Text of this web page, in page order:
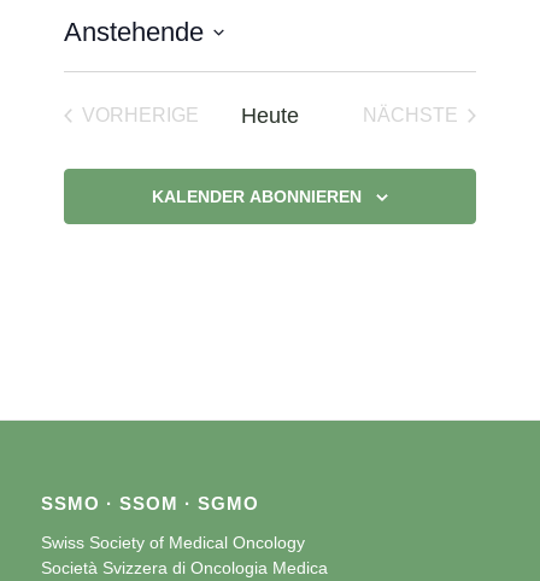
Anstehende
VORHERIGE
Heute
NÄCHSTE
KALENDER ABONNIEREN
SSMO · SSOM · SGMO
Swiss Society of Medical Oncology
Società Svizzera di Oncologia Medica